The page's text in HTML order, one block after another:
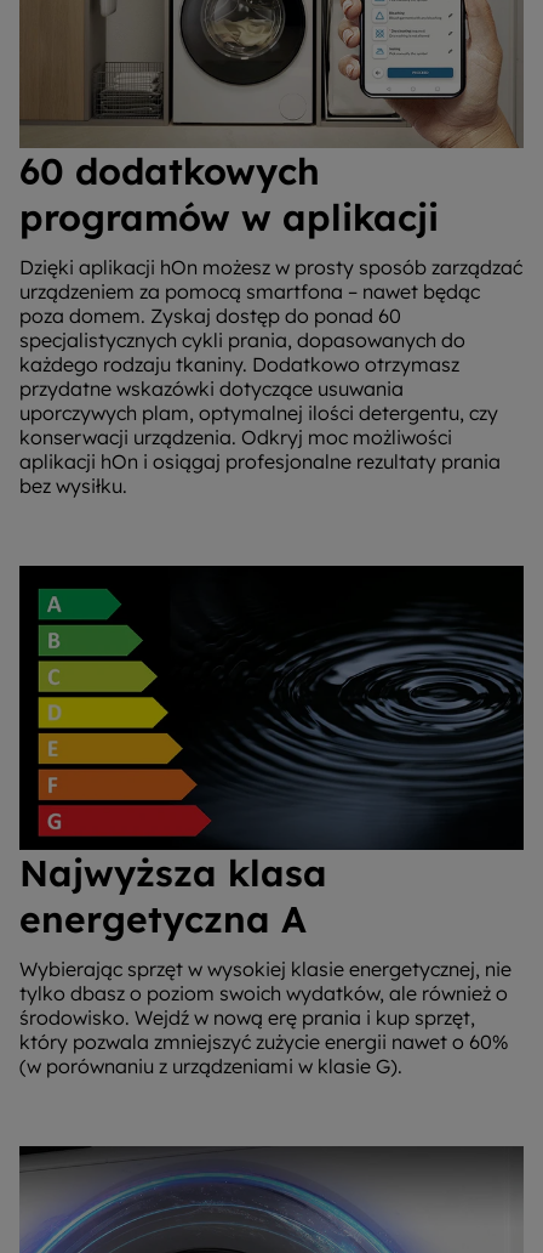
60 dodatkowych
programów w aplikacji
Dzięki aplikacji hOn możesz w prosty sposób zarządzać
urządzeniem za pomocą smartfona – nawet będąc
poza domem. Zyskaj dostęp do ponad 60
specjalistycznych cykli prania, dopasowanych do
każdego rodzaju tkaniny. Dodatkowo otrzymasz
przydatne wskazówki dotyczące usuwania
uporczywych plam, optymalnej ilości detergentu, czy
konserwacji urządzenia. Odkryj moc możliwości
aplikacji hOn i osiągaj profesjonalne rezultaty prania
bez wysiłku.
Najwyższa klasa
energetyczna A
Wybierając sprzęt w wysokiej klasie energetycznej, nie
tylko dbasz o poziom swoich wydatków, ale również o
środowisko. Wejdź w nową erę prania i kup sprzęt,
który pozwala zmniejszyć zużycie energii nawet o 60%
(w porównaniu z urządzeniami w klasie G).